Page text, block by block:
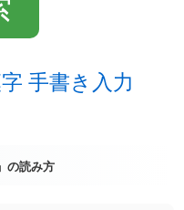
手書き入力
の読み方